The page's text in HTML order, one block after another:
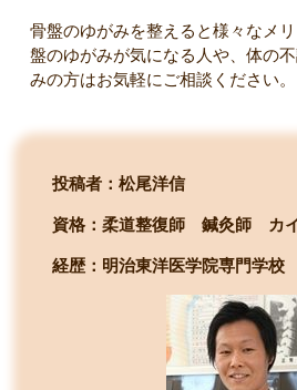
骨盤のゆがみを整えると様々なメ
盤のゆがみが気になる人や、体の
みの方はお気軽にご相談ください。
投稿者：松尾洋信
資格：柔道整復師 鍼灸師 カ
経歴：明治東洋医学院専門学校